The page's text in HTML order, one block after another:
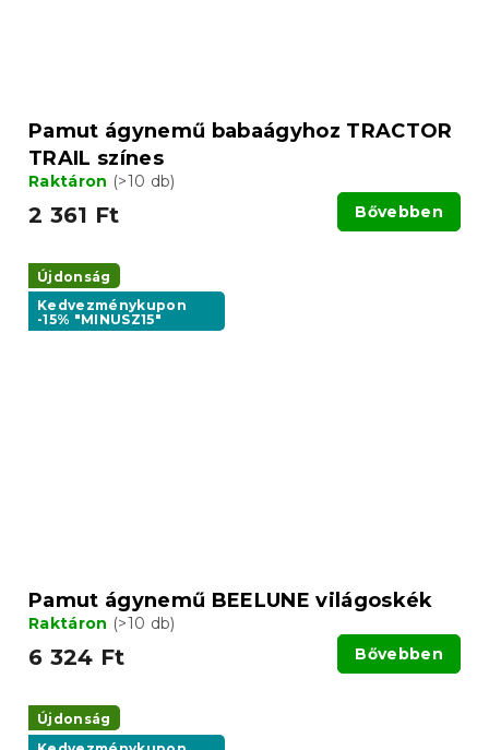
Pamut ágynemű babaágyhoz TRACTOR
TRAIL színes
Raktáron (>10 db)
2 361 Ft Bővebben
Újdonság
Kedvezménykupon
-15% "MINUSZ15"
Pamut ágynemű BEELUNE világoskék
Raktáron (>10 db)
6 324 Ft Bővebben
Újdonság